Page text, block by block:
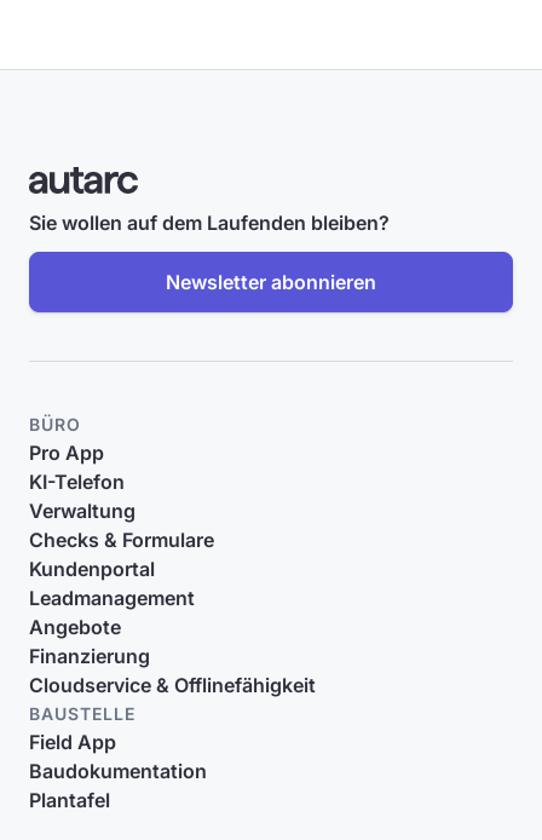
Sie wollen auf dem Laufenden bleiben?
Newsletter abonnieren
BÜRO
Pro App
KI-Telefon
Verwaltung
Checks & Formulare
Kundenportal
Leadmanagement
Angebote
Finanzierung
Cloudservice & Offlinefähigkeit
BAUSTELLE
Field App
Baudokumentation
Plantafel